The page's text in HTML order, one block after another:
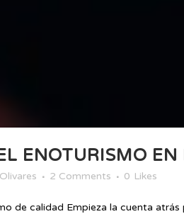
ENOTURISMO
2 Comments 0 Likes
de calidad Empieza la cuenta